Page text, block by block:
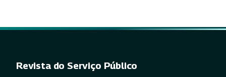
Revista do Serviço Público